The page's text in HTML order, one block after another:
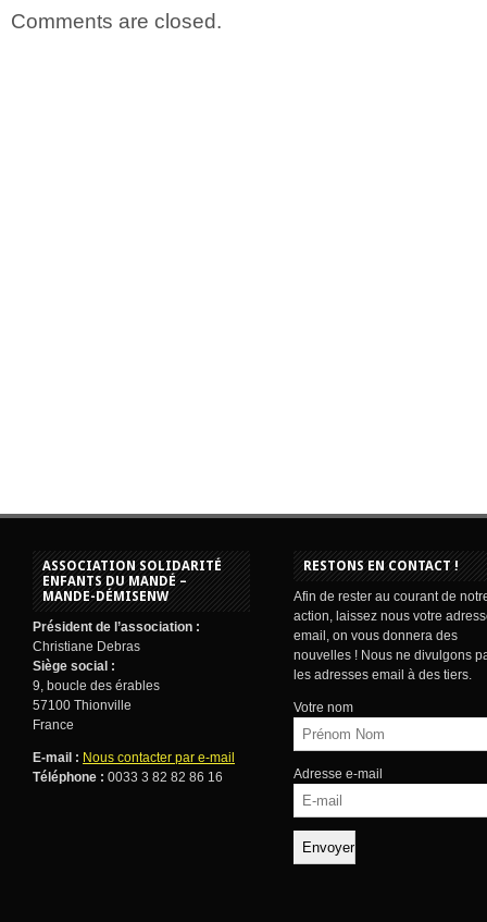
Comments are closed.
ASSOCIATION SOLIDARITÉ
ENFANTS DU MANDÉ –
MANDE-DÉMISENW
Président de l’association :
Christiane Debras
Siège social :
9, boucle des érables
57100 Thionville
France
E-mail : Nous contacter par e-mail
Téléphone : 0033 3 82 82 86 16
RESTONS EN CONTACT !
Afin de rester au courant de
action, laissez nous votre
email, on vous donnera des
nouvelles ! Nous ne divulgons
les adresses email à des tiers.
Votre nom
Adresse e-mail